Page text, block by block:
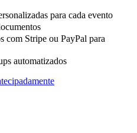
para cada evento
com Stripe ou PayPal para
automatizados